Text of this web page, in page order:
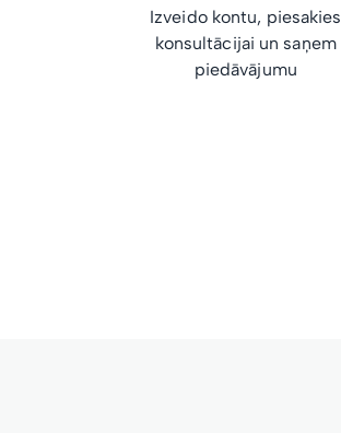
Izveido kontu, piesakies
konsultācijai un saņem
piedāvājumu